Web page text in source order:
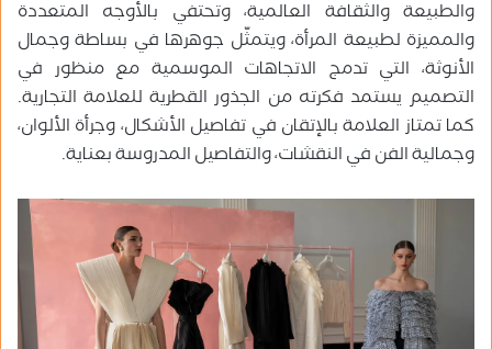
والطبيعة والثقافة العالمية، وتحتفي بالأوجه المتعددة
والمميزة لطبيعة المرأة، ويتمثّل جوهرها في بساطة وجمال
الأنوثة، التي تدمج الاتجاهات الموسمية مع منظور في
التصميم يستمد فكرته من الجذور القطرية للعلامة التجارية.
كما تمتاز العلامة بالإتقان في تفاصيل الأشكال، وجرأة الألوان،
وجمالية الفن في النقشات، والتفاصيل المدروسة بعناية.